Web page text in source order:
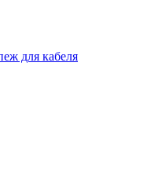
для кабеля